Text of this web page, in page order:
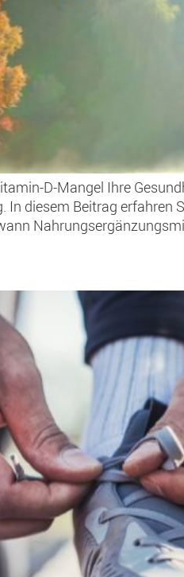
D-Mangel Ihre
In diesem Beitrag erfahren